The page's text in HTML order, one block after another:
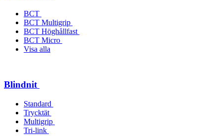
BCT
BCT Multigrip
BCT Höghållfast
BCT Micro
Visa alla
Blindnit
Standard
Trycktät
Multigrip
Tri-link